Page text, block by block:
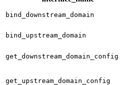
bind_downstream_domain
bind_upstream_domain
get_downstream_domain_config
get_upstream_domain_config